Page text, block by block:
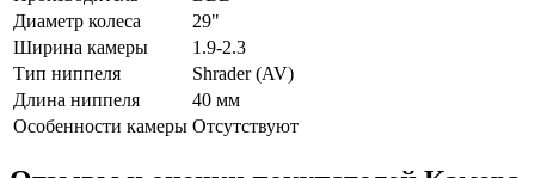
Диаметр колеса
29"
Ширина камеры
1.9-2.3
Тип ниппеля
Shrader (AV)
Длина ниппеля
40 мм
Особенности камеры Отсутствуют